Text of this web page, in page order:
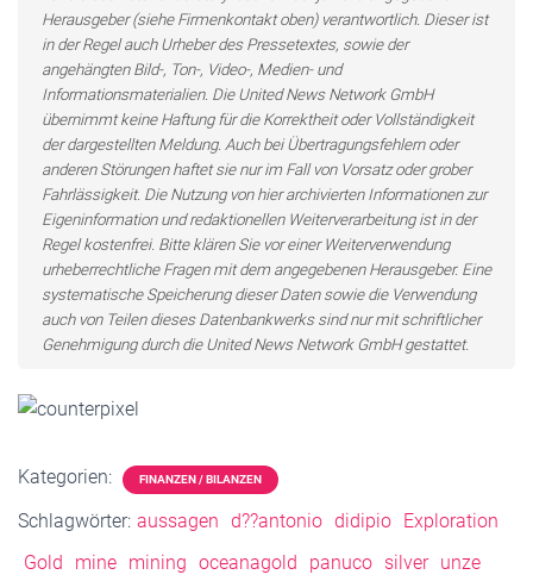
Herausgeber (siehe Firmenkontakt oben) verantwortlich. Dieser ist
in der Regel auch Urheber des Pressetextes, sowie der
angehängten Bild-, Ton-, Video-, Medien- und
Informationsmaterialien. Die United News Network GmbH
übernimmt keine Haftung für die Korrektheit oder Vollständigkeit
der dargestellten Meldung. Auch bei Übertragungsfehlern oder
anderen Störungen haftet sie nur im Fall von Vorsatz oder grober
Fahrlässigkeit. Die Nutzung von hier archivierten Informationen zur
Eigeninformation und redaktionellen Weiterverarbeitung ist in der
Regel kostenfrei. Bitte klären Sie vor einer Weiterverwendung
urheberrechtliche Fragen mit dem angegebenen Herausgeber. Eine
systematische Speicherung dieser Daten sowie die Verwendung
auch von Teilen dieses Datenbankwerks sind nur mit schriftlicher
Genehmigung durch die United News Network GmbH gestattet.
Kategorien: FINANZEN / BILANZEN
Schlagwörter: aussagen d??antonio didipio
Exploration
Gold
mine mining oceanagold panuco silver unze